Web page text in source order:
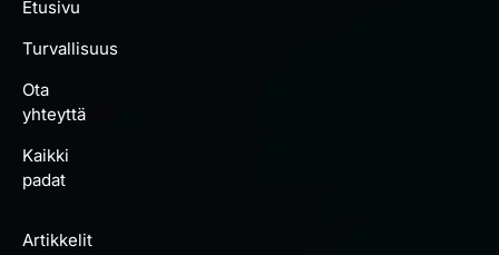
Etusivu
Turvallisuus
Ota
yhteyttä
Kaikki
padat
Artikkelit